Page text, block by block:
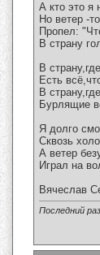
А кто это я
Но ветер -
Пропел:
В страну
В
Есть
В
Бурлящие
Я долго
Сквозь
А ветер
Играл на
Вячеслав
Последний